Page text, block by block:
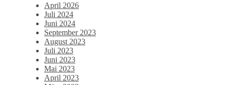
April 2026
Juli 2024
Juni 2024
September 2023
August 2023
Juli 2023
Juni 2023
Mai 2023
April 2023